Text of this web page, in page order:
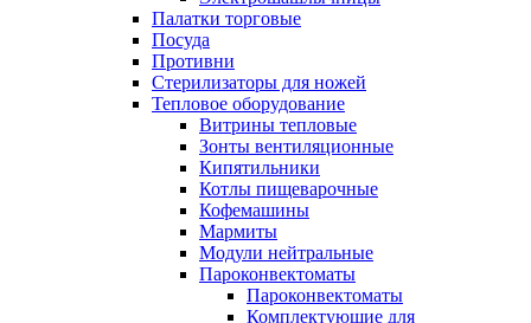
Палатки торговые
Посуда
Противни
Стерилизаторы для ножей
Тепловое оборудование
Витрины тепловые
Зонты вентиляционные
Кипятильники
Котлы пищеварочные
Кофемашины
Мармиты
Модули нейтральные
Пароконвектоматы
Пароконвектоматы
Комплектующие для